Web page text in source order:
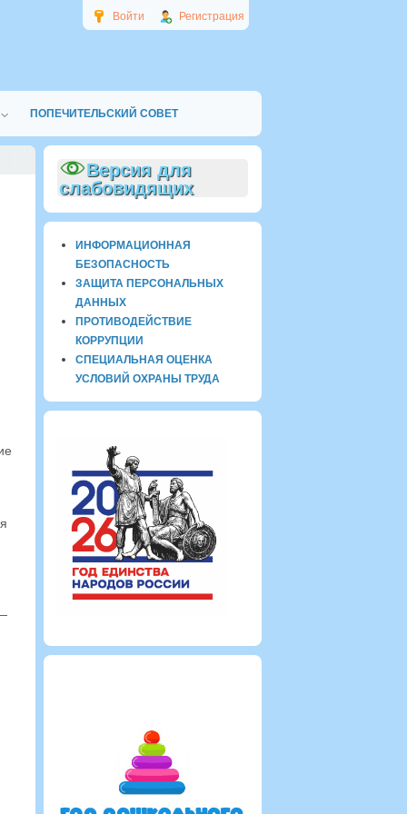
Войти Регистрация
ПОПЕЧИТЕЛЬСКИЙ СОВЕТ
Версия для
слабовидящих
ИНФОРМАЦИОННАЯ
БЕЗОПАСНОСТЬ
ЗАЩИТА ПЕРСОНАЛЬНЫХ
ДАННЫХ
ПРОТИВОДЕЙСТВИЕ
КОРРУПЦИИ
СПЕЦИАЛЬНАЯ ОЦЕНКА
УСЛОВИЙ ОХРАНЫ ТРУДА